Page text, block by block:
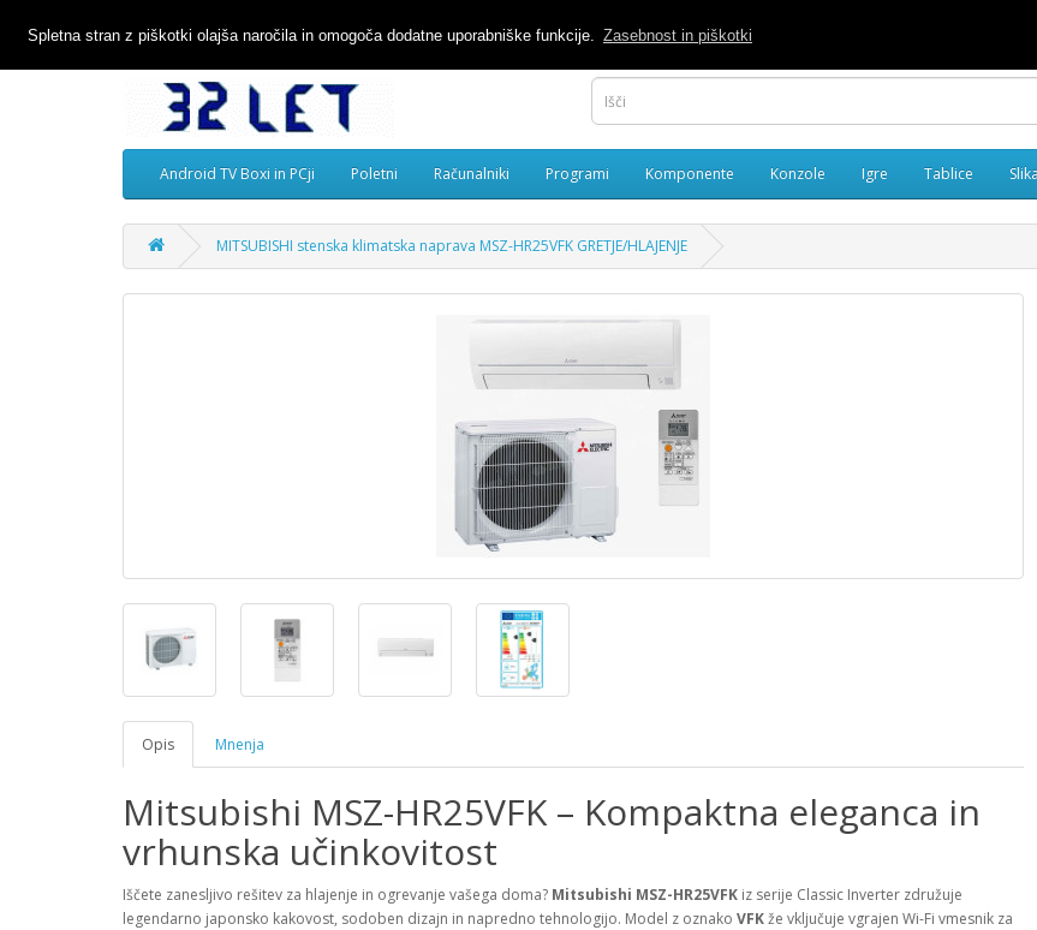
Spletna stran z piškotki olajša naročila in omogoča dodatne uporabniške funkcije. Zasebnost in piškotki
Android TV Boxi in PCji Poletni Računalniki Programi Komponente Konzole Igre Tablice Slika
MITSUBISHI stenska klimatska naprava MSZ-HR25VFK GRETJE/HLAJENJE
Opis Mnenja
Mitsubishi MSZ-HR25VFK – Kompaktna eleganca in
vrhunska učinkovitost
Iščete zanesljivo rešitev za hlajenje in ogrevanje vašega doma? Mitsubishi MSZ-HR25VFK iz serije Classic Inverter združuje
legendarno japonsko kakovost, sodoben dizajn in napredno tehnologijo. Model z oznako VFKže vključuje vgrajen Wi-Fi vmesnik za